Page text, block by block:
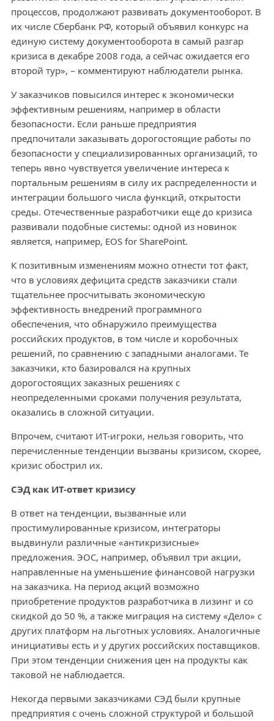
процессов, продолжают развивать документооборот. В
их числе Сбербанк РФ, который объявил конкурс на
единую систему документооборота в самый разгар
кризиса в декабре 2008 года, а сейчас ожидается его
второй тур», – комментируют наблюдатели рынка.
У заказчиков повысился интерес к экономически
эффективным решениям, например в области
безопасности. Если раньше предприятия
предпочитали заказывать дорогостоящие работы по
безопасности у специализированных организаций, то
теперь явно чувствуется увеличение интереса к
портальным решениям в силу их распределенности и
интеграции большого числа функций, открытости
среды. Отечественные разработчики еще до кризиса
развивали подобные системы: одной из новинок
является, например, EOS for SharePoint.
К позитивным изменениям можно отнести тот факт,
что в условиях дефицита средств заказчики стали
тщательнее просчитывать экономическую
эффективность внедрений программного
обеспечения, что обнаружило преимущества
российских продуктов, в том числе и коробочных
решений, по сравнению с западными аналогами. Те
заказчики, кто базировался на крупных
дорогостоящих заказных решениях с
неопределенными сроками получения результата,
оказались в сложной ситуации.
Впрочем, считают ИТ-игроки, нельзя говорить, что
перечисленные тенденции вызваны кризисом, скорее,
кризис обострил их.
СЭД как ИТ-ответ кризису
В ответ на тенденции, вызванные или
простимулированные кризисом, интеграторы
выдвинули различные «антикризисные»
предложения. ЭОС, например, объявил три акции,
направленные на уменьшение финансовой нагрузки
на заказчика. На период акций возможно
приобретение продуктов разработчика в лизинг и со
скидкой до 50 %, а также миграция на систему «Дело» с
других платформ на льготных условиях. Аналогичные
инициативы есть и у других российских поставщиков.
При этом тенденции снижения цен на продукты как
таковой не наблюдается.
Некогда первыми заказчиками СЭД были крупные
предприятия с очень сложной структурой и большой